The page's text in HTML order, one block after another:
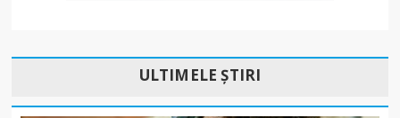
ULTIMELE ȘTIRI